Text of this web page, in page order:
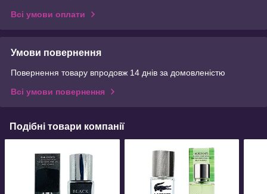
Всі умови оплати
Умови повернення
Повернення товару впродовж 14 днів за домовленістю
Всі умови повернення
Подібні товари компанії